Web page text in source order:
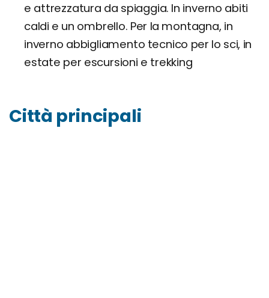
e attrezzatura da spiaggia. In inverno abiti
caldi e un ombrello. Per la montagna, in
inverno abbigliamento tecnico per lo sci, in
estate per escursioni e trekking
Città principali